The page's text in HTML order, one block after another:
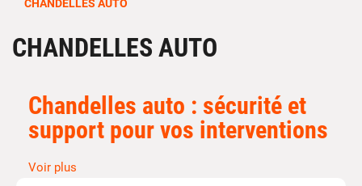
CHANDELLES AUTO
CHANDELLES AUTO
Chandelles auto : sécurité et
support pour vos interventions
Voir plus